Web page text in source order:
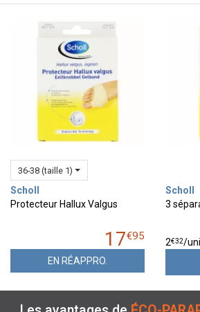
36-38 (taille 1)
Scholl
Protecteur Hallux Valgus
17€95
EN RÉAPPRO.
Scholl
3
2€32/